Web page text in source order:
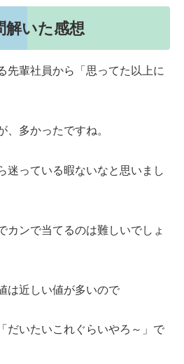
解いた感想
先輩社員から「思ってた以上に
、多かったですね。
迷っている暇ないなと思いまし
カンで当てるのは難しいでしょ
は近しい値が多いので
だいたいこれぐらいやろ～」で